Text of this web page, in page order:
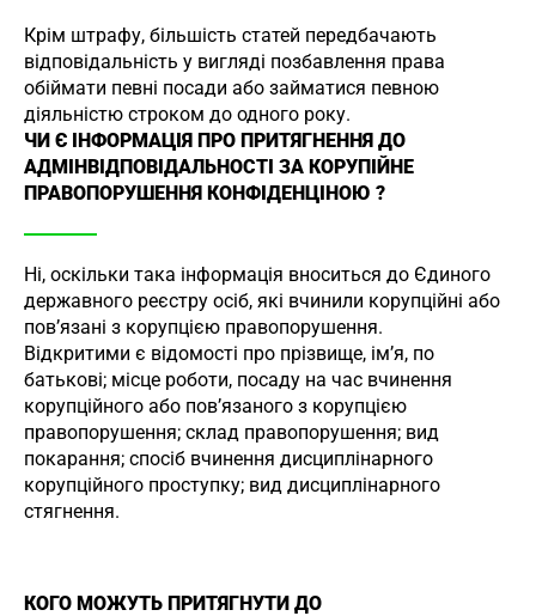
Крім штрафу, більшість статей передбачають
відповідальність у вигляді позбавлення права
обіймати певні посади або займатися певною
діяльністю строком до одного року.
ЧИ Є ІНФОРМАЦІЯ ПРО ПРИТЯГНЕННЯ ДО
АДМІНВІДПОВІДАЛЬНОСТІ ЗА КОРУПІЙНЕ
ПРАВОПОРУШЕННЯ КОНФІДЕНЦІНОЮ ?
Ні, оскільки така інформація вноситься до Єдиного
державного реєстру осіб, які вчинили корупційні або
пов’язані з корупцією правопорушення.
Відкритими є відомості про прізвище, ім’я, по
батькові; місце роботи, посаду на час вчинення
корупційного або пов’язаного з корупцією
правопорушення; склад правопорушення; вид
покарання; спосіб вчинення дисциплінарного
корупційного проступку; вид дисциплінарного
стягнення.
КОГО МОЖУТЬ ПРИТЯГНУТИ ДО